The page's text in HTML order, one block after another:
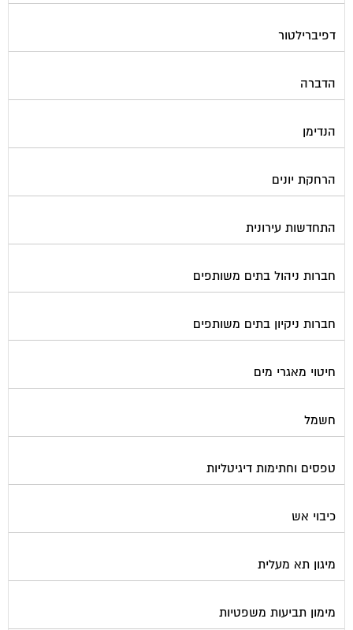
דפיברילטור
הדברה
הנדימן
הרחקת יונים
התחדשות עירונית
חברות ניהול בתים משותפים
חברות ניקיון בתים משותפים
חיטוי מאגרי מים
חשמל
טפסים וחתימות דיגיטליות
כיבוי אש
מיגון תא מעלית
מימון תביעות משפטיות